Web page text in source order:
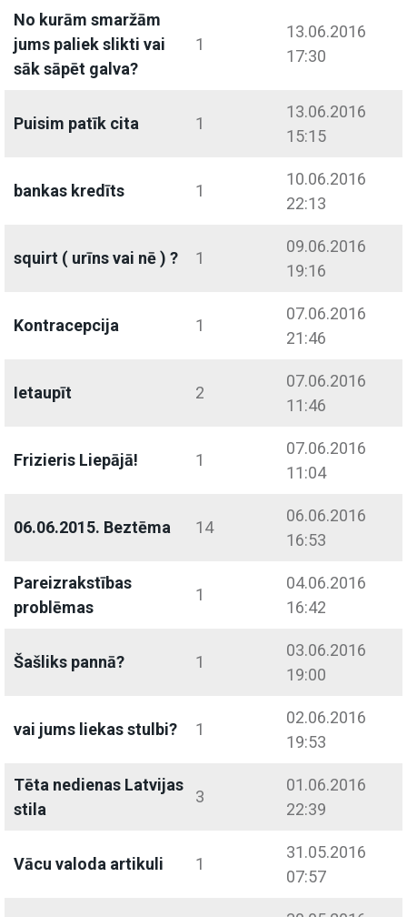
No kurām smaržām
jums paliek slikti vai
sāk sāpēt galva?
1
13.06.2016
17:30
Puisim patīk cita 1
13.06.2016
15:15
bankas kredīts 1
10.06.2016
22:13
squirt ( urīns vai nē ) ? 1
09.06.2016
19:16
Kontracepcija 1
07.06.2016
21:46
Ietaupīt 2
07.06.2016
11:46
Frizieris Liepājā! 1
07.06.2016
11:04
06.06.2015. Beztēma 14
06.06.2016
16:53
Pareizrakstības
problēmas
1
04.06.2016
16:42
Šašliks pannā? 1
03.06.2016
19:00
vai jums liekas stulbi? 1
02.06.2016
19:53
Tēta nedienas Latvijas
stila
3
01.06.2016
22:39
Vācu valoda artikuli 1
31.05.2016
07:57